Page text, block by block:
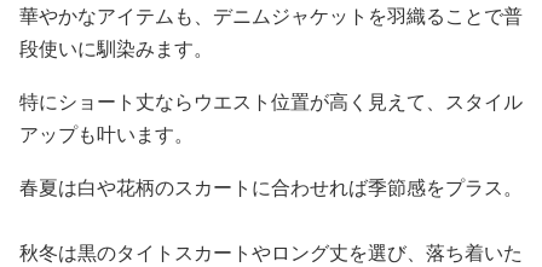
華やかなアイテムも、デニムジャケットを羽織ることで普
段使いに馴染みます。
特にショート丈ならウエスト位置が高く見えて、スタイル
アップも叶います。
春夏は白や花柄のスカートに合わせれば季節感をプラス。
秋冬は黒のタイトスカートやロング丈を選び、落ち着いた